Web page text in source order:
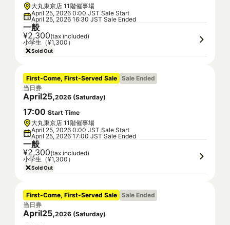
大丸東京店 11階催事場
April 25, 2026 0:00 JST Sale Start
April 25, 2026 16:30 JST Sale Ended
一般
¥2,300(tax included)
小学生（¥1,300）
Sold Out
First-Come, First-Served Sale Sale Ended
当日券
April25,2026 (Saturday)
17:00 Start Time
大丸東京店 11階催事場
April 25, 2026 0:00 JST Sale Start
April 25, 2026 17:00 JST Sale Ended
一般
¥2,300(tax included)
小学生（¥1,300）
Sold Out
First-Come, First-Served Sale Sale Ended
当日券
April25,2026 (Saturday)